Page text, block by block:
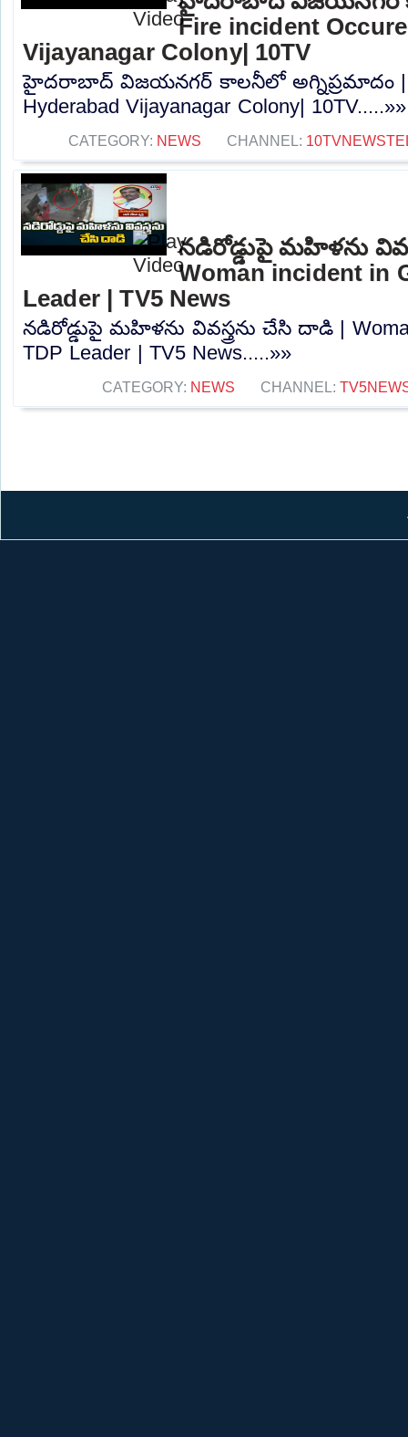
Fire incident
Vijayanagar Colony| 10TV
హైదరాబాద్ విజయనగర్ కాలనీలో అగ్నిప్రమాదం |
Hyderabad Vijayanagar Colony| 10TV.....»»
CATEGORY: NEWS CHANNEL:
నడిరోడ్డుపై మహిళను
Woman incident in
Leader | TV5 News
నడిరోడ్డుపై మహిళను వివస్త్రను చేసి దాడి |
TDP Leader | TV5 News.....»»
CATEGORY: NEWS CHANNEL: